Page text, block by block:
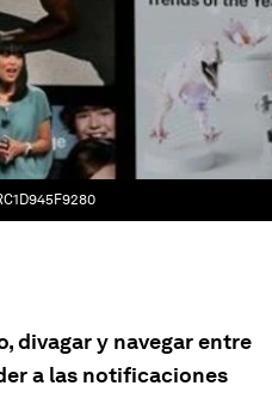
divagar y navegar entre
a las notificaciones